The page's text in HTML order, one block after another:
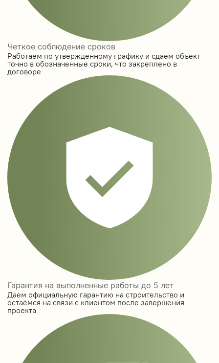
Четкое соблюдение сроков
Работаем по утвержденному графику и сдаем объект
точно в обозначенные сроки, что закреплено в
договоре
Гарантия на выполненные работы до 5 лет
Даем официальную гарантию на строительство и
остаёмся на связи с клиентом после завершения
проекта